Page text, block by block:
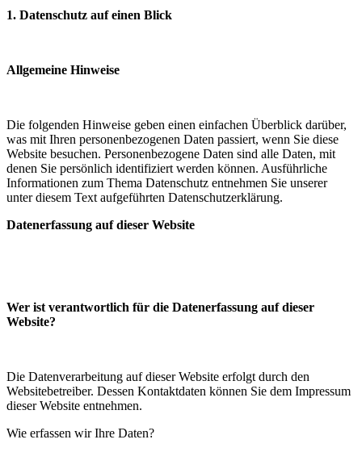
1. Datenschutz auf einen Blick
Allgemeine Hinweise
Die folgenden Hinweise geben einen einfachen Überblick darüber,
was mit Ihren personenbezogenen Daten passiert, wenn Sie diese
Website besuchen. Personenbezogene Daten sind alle Daten, mit
denen Sie persönlich identifiziert werden können. Ausführliche
Informationen zum Thema Datenschutz entnehmen Sie unserer
unter diesem Text aufgeführten Datenschutzerklärung.
Datenerfassung auf dieser Website
Wer ist verantwortlich für die Datenerfassung auf dieser
Website?
Die Datenverarbeitung auf dieser Website erfolgt durch den
Websitebetreiber. Dessen Kontaktdaten können Sie dem Impressum
dieser Website entnehmen.
Wie erfassen wir Ihre Daten?